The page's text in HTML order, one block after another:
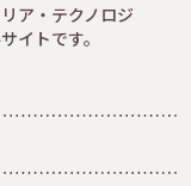
ア・テクノロジ
イトです。